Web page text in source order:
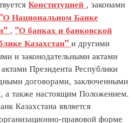
Конституцией , законами
Национальном Банке
, "О банках и банковской
Казахстан" и другими
и законодательными актами
Президента Республики
договорами, заключенными
а также настоящим Положением.
Казахстана является
правовой форме